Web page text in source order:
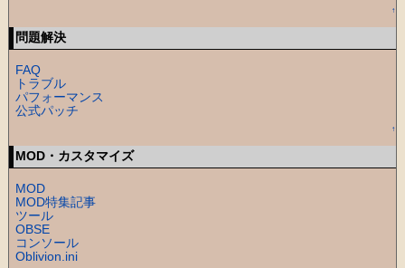
↑
問題解決
FAQ
トラブル
パフォーマンス
公式パッチ
↑
MOD・カスタマイズ
MOD
MOD特集記事
ツール
OBSE
コンソール
Oblivion.ini